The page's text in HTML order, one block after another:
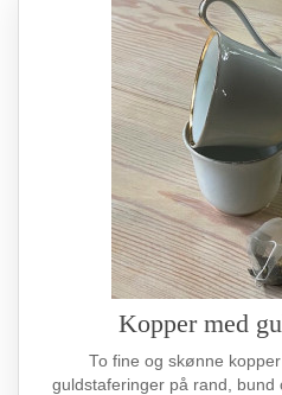
Kopper med
To fine og skønne
guldstaferinger på rand, bund